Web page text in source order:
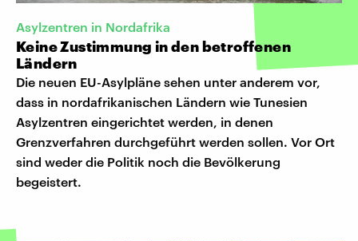
Asylzentren in Nordafrika
Keine Zustimmung in den betroffenen
Ländern
Die neuen EU-Asylpläne sehen unter anderem vor,
dass in nordafrikanischen Ländern wie Tunesien
Asylzentren eingerichtet werden, in denen
Grenzverfahren durchgeführt werden sollen. Vor Ort
sind weder die Politik noch die Bevölkerung
begeistert.